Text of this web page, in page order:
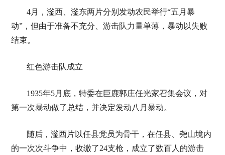
4月，滏西、滏东两片分别发动农民举行“五月暴
动”，但由于准备不充分、游击队力量单薄，暴动以失败
结束。
红色游击队成立
1935年5月底，特委在巨鹿郭庄任光家召集会议，对
第一次暴动做了总结，并决定发动八月暴动。
随后，滏西片以任县党员为骨干，在任县、尧山境内
的一次次斗争中，收缴了24支枪，成立了数百人的游击